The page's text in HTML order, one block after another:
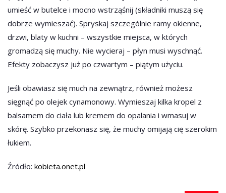
umieść w butelce i mocno wstrząśnij (składniki muszą się
dobrze wymieszać). Spryskaj szczególnie ramy okienne,
drzwi, blaty w kuchni – wszystkie miejsca, w których
gromadzą się muchy. Nie wycieraj – płyn musi wyschnąć.
Efekty zobaczysz już po czwartym – piątym użyciu.
Jeśli obawiasz się much na zewnątrz, również możesz
sięgnąć po olejek cynamonowy. Wymieszaj kilka kropel z
balsamem do ciała lub kremem do opalania i wmasuj w
skórę. Szybko przekonasz się, że muchy omijają cię szerokim
łukiem.
Źródło: kobieta.onet.pl